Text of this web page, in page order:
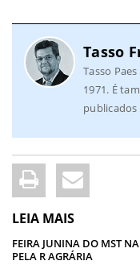
Tasso
Tasso
1971. É
publicados
LEIA MAIS
FEIRA JUNINA DO MST
PELA R AGRÁRIA